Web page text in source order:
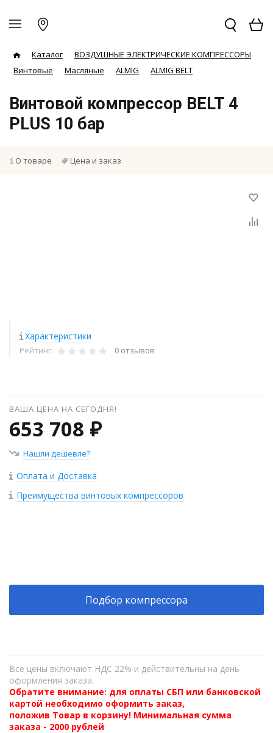
Каталог
ВОЗДУШНЫЕ ЭЛЕКТРИЧЕСКИЕ КОМПРЕССОРЫ
Винтовые
Масляные ALMIG ALMIG BELT
Винтовой компрессор BELT 4
PLUS 10 бар
О товаре Цена и заказ
Характеристики
Рейтинг: 0 отзывов
ВАША ЦЕНА НА СЕГОДНЯ!
653 708 ₽
Нашли дешевле?
Оплата и Доставка
Преимущества винтовых компрессоров
Подбор компрессора
Все цены включают НДС 22% и действительны на день
оформления заказа.
Обратите внимание: для оплаты СБП или банковской
картой необходимо оформить заказ,
положив Товар в корзину! Минимальная сумма
заказа - 2000 рублей